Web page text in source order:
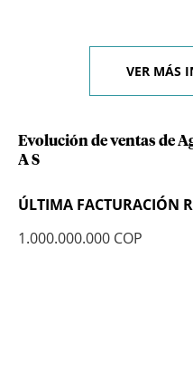
VER MÁS
Evolución de ventas de
A S
ÚLTIMA FACTURACIÓN
1.000.000.000 COP